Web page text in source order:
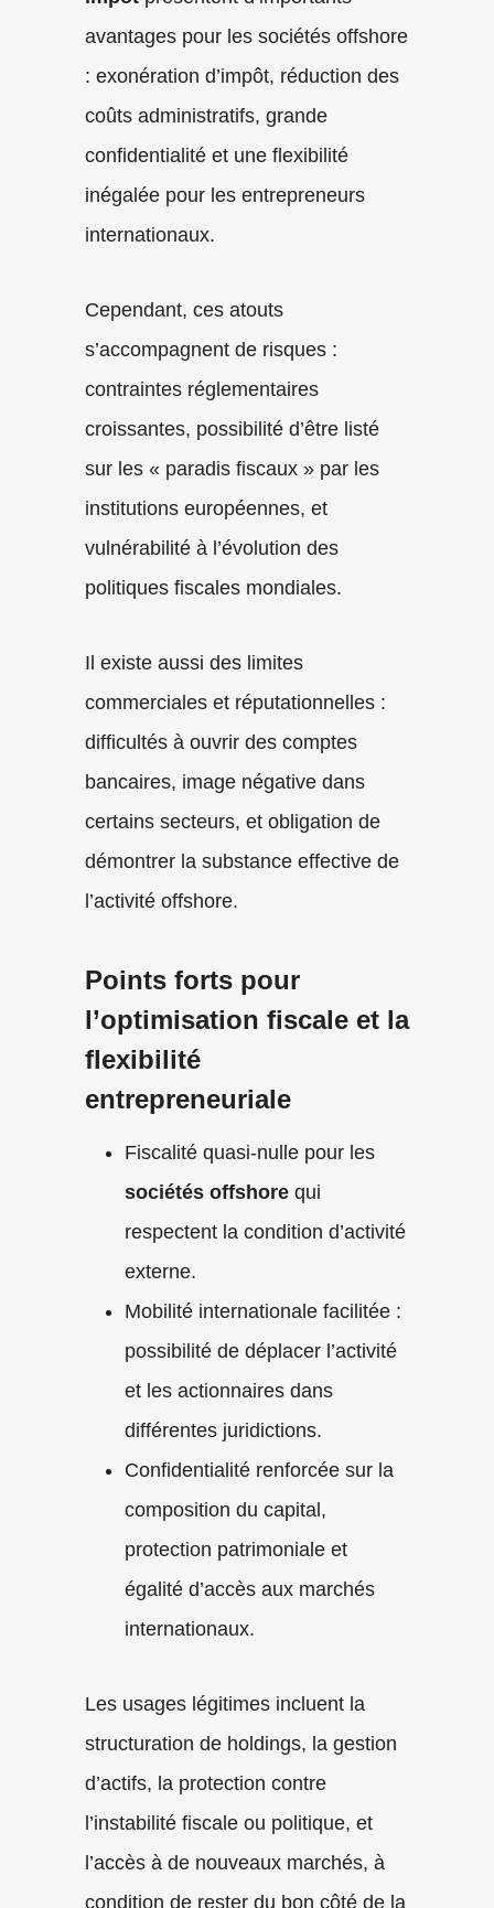
avantages pour les sociétés offshore
: exonération d’impôt, réduction des
coûts administratifs, grande
confidentialité et une flexibilité
inégalée pour les entrepreneurs
internationaux.
Cependant, ces atouts
s’accompagnent de risques :
contraintes réglementaires
croissantes, possibilité d’être listé
sur les « paradis fiscaux » par les
institutions européennes, et
vulnérabilité à l’évolution des
politiques fiscales mondiales.
Il existe aussi des limites
commerciales et réputationnelles :
difficultés à ouvrir des comptes
bancaires, image négative dans
certains secteurs, et obligation de
démontrer la substance effective de
l’activité offshore.
Points forts pour
l’optimisation fiscale et la
flexibilité
entrepreneuriale
Fiscalité quasi-nulle pour les
sociétés offshorequi
respectent la condition d’activité
externe.
Mobilité internationale facilitée :
possibilité de déplacer l’activité
et les actionnaires dans
différentes juridictions.
Confidentialité renforcée sur la
composition du capital,
protection patrimoniale et
égalité d’accès aux marchés
internationaux.
Les usages légitimes incluent la
structuration de holdings, la gestion
d’actifs, la protection contre
l’instabilité fiscale ou politique, et
l’accès à de nouveaux marchés, à
condition de rester du bon côté de la